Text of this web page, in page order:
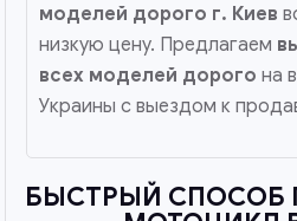
моделей дорого г. Киев
низкую цену. Предлагаем
всех моделей дорого на
Украины с выездом к
БЫСТРЫЙ СПОСОБ